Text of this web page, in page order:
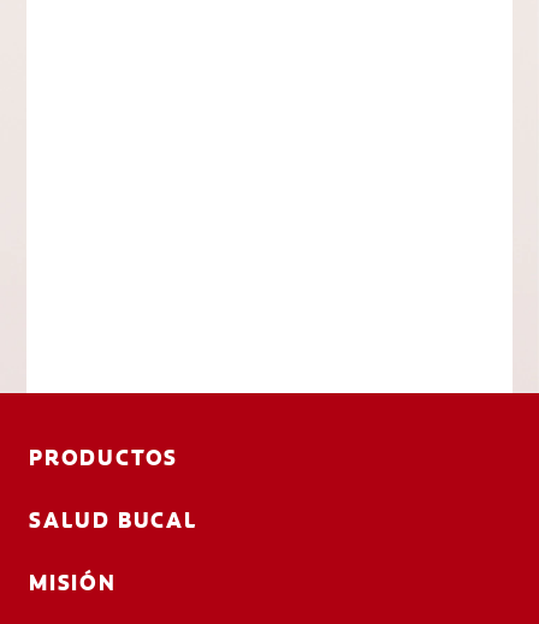
PRODUCTOS
SALUD BUCAL
MISIÓN